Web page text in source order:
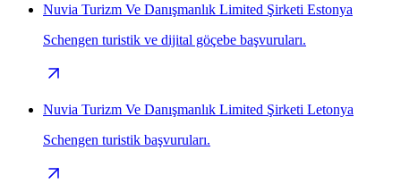
Nuvia Turizm Ve Danışmanlık Limited Şirketi Estonya
Schengen turistik ve dijital göçebe başvuruları.
Nuvia Turizm Ve Danışmanlık Limited Şirketi Letonya
Schengen turistik başvuruları.